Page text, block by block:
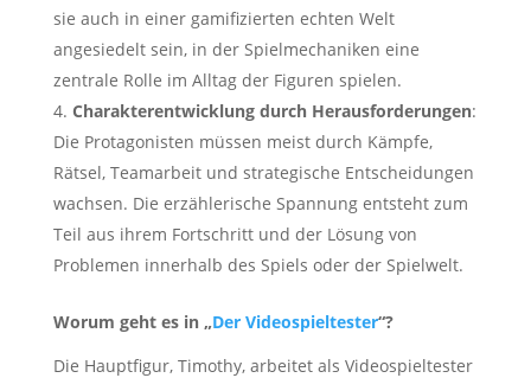
sie auch in einer gamifizierten echten Welt
angesiedelt sein, in der Spielmechaniken eine
zentrale Rolle im Alltag der Figuren spielen.
Charakterentwicklung durch Herausforderungen:
Die Protagonisten müssen meist durch Kämpfe,
Rätsel, Teamarbeit und strategische Entscheidungen
wachsen. Die erzählerische Spannung entsteht zum
Teil aus ihrem Fortschritt und der Lösung von
Problemen innerhalb des Spiels oder der Spielwelt.
Worum geht es in „Der Videospieltester“?
Die Hauptfigur, Timothy, arbeitet als Videospieltester